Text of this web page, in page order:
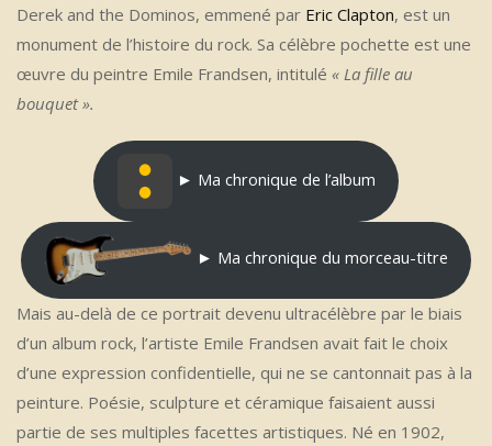
Derek and the Dominos, emmené par Eric Clapton, est un
monument de l’histoire du rock. Sa célèbre pochette est une
œuvre du peintre Emile Frandsen, intitulé « La fille au
bouquet ».
► Ma chronique de l’album
► Ma chronique du morceau-titre
Mais au-delà de ce portrait devenu ultracélèbre par le biais
d’un album rock, l’artiste Emile Frandsen avait fait le choix
d’une expression confidentielle, qui ne se cantonnait pas à la
peinture. Poésie, sculpture et céramique faisaient aussi
partie de ses multiples facettes artistiques. Né en 1902,